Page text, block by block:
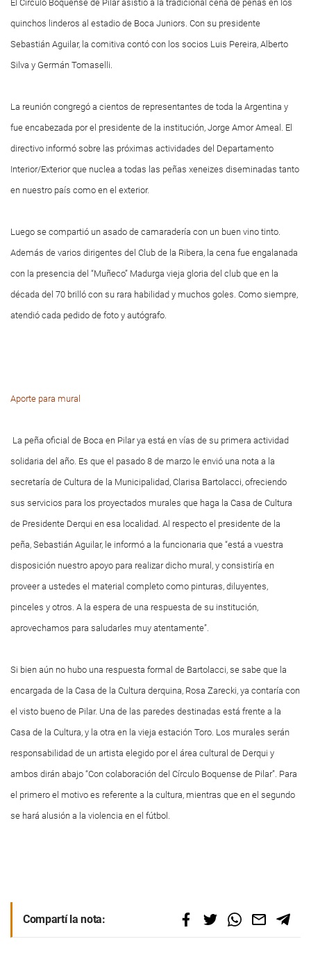
El Círculo Boquense de Pilar asistió a la tradicional cena de peñas en los
quinchos linderos al estadio de Boca Juniors. Con su presidente
Sebastián Aguilar, la comitiva contó con los socios Luis Pereira, Alberto
Silva y Germán Tomaselli.
La reunión congregó a cientos de representantes de toda la Argentina y
fue encabezada por el presidente de la institución, Jorge Amor Ameal. El
directivo informó sobre las próximas actividades del Departamento
Interior/Exterior que nuclea a todas las peñas xeneizes diseminadas tanto
en nuestro país como en el exterior.
Luego se compartió un asado de camaradería con un buen vino tinto.
Además de varios dirigentes del Club de la Ribera, la cena fue engalanada
con la presencia del “Muñeco” Madurga vieja gloria del club que en la
década del 70 brilló con su rara habilidad y muchos goles. Como siempre,
atendió cada pedido de foto y autógrafo.
Aporte para mural
La peña oficial de Boca en Pilar ya está en vías de su primera actividad
solidaria del año. Es que el pasado 8 de marzo le envió una nota a la
secretaría de Cultura de la Municipalidad, Clarisa Bartolacci, ofreciendo
sus servicios para los proyectados murales que haga la Casa de Cultura
de Presidente Derqui en esa localidad. Al respecto el presidente de la
peña, Sebastián Aguilar, le informó a la funcionaria que “está a vuestra
disposición nuestro apoyo para realizar dicho mural, y consistiría en
proveer a ustedes el material completo como pinturas, diluyentes,
pinceles y otros. A la espera de una respuesta de su institución,
aprovechamos para saludarles muy atentamente”.
Si bien aún no hubo una respuesta formal de Bartolacci, se sabe que la
encargada de la Casa de la Cultura derquina, Rosa Zarecki, ya contaría con
el visto bueno de Pilar. Una de las paredes destinadas está frente a la
Casa de la Cultura, y la otra en la vieja estación Toro. Los murales serán
responsabilidad de un artista elegido por el área cultural de Derqui y
ambos dirán abajo “Con colaboración del Círculo Boquense de Pilar”. Para
el primero el motivo es referente a la cultura, mientras que en el segundo
se hará alusión a la violencia en el fútbol.
Compartí la nota: